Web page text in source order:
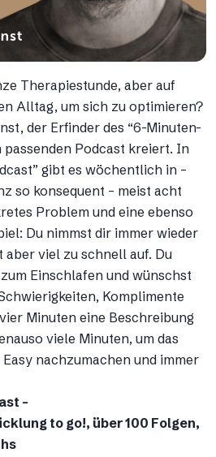
Therapiestunde, aber auf
Alltag, um sich zu optimieren?
der Erfinder des “6-Minuten-
passenden Podcast kreiert. In
gibt es wöchentlich in –
so konsequent – meist acht
Problem und eine ebenso
Du nimmst dir immer wieder
viel zu schnell auf. Du
Einschlafen und wünschst
Komplimente
Minuten eine Beschreibung
viele Minuten, um das
nachzumachen und immer
–
to go!, über 100 Folgen,